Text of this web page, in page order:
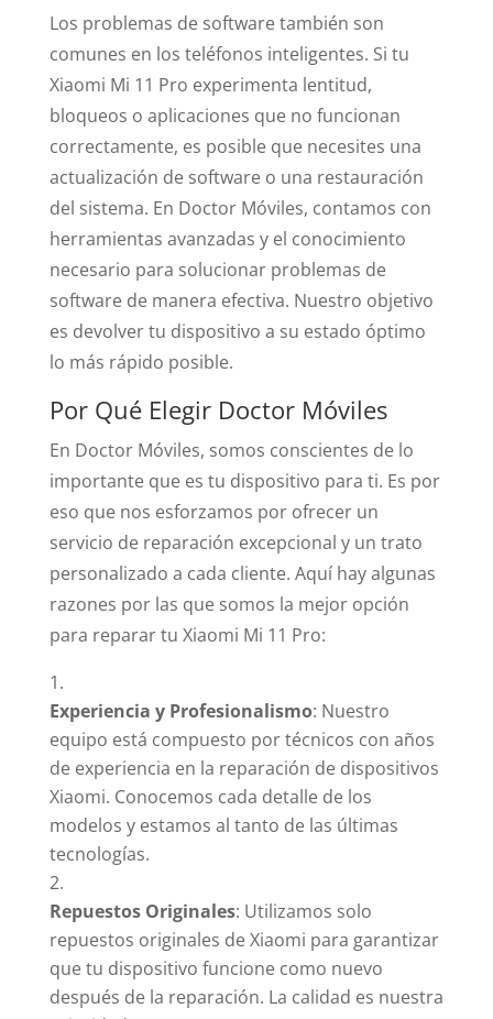
Los problemas de software también son
comunes en los teléfonos inteligentes. Si tu
Xiaomi Mi 11 Pro experimenta lentitud,
bloqueos o aplicaciones que no funcionan
correctamente, es posible que necesites una
actualización de software o una restauración
del sistema. En Doctor Móviles, contamos con
herramientas avanzadas y el conocimiento
necesario para solucionar problemas de
software de manera efectiva. Nuestro objetivo
es devolver tu dispositivo a su estado óptimo
lo más rápido posible.
Por Qué Elegir Doctor Móviles
En Doctor Móviles, somos conscientes de lo
importante que es tu dispositivo para ti. Es por
eso que nos esforzamos por ofrecer un
servicio de reparación excepcional y un trato
personalizado a cada cliente. Aquí hay algunas
razones por las que somos la mejor opción
para reparar tu Xiaomi Mi 11 Pro:
Experiencia y Profesionalismo: Nuestro
equipo está compuesto por técnicos con años
de experiencia en la reparación de dispositivos
Xiaomi. Conocemos cada detalle de los
modelos y estamos al tanto de las últimas
tecnologías.
Repuestos Originales: Utilizamos solo
repuestos originales de Xiaomi para garantizar
que tu dispositivo funcione como nuevo
después de la reparación. La calidad es nuestra